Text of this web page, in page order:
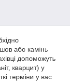
або камінь
допоможуть
кварцит) у
терміни у вас